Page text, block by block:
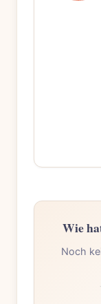
Wie
Noch